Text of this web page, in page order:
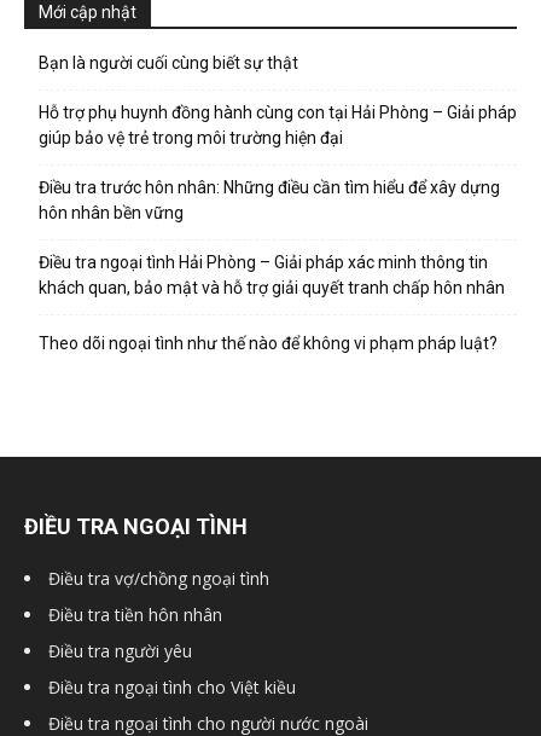
thám
phòng,
giss,
Mới cập nhật
Bạn là người cuối cùng biết sự thật
Hỗ trợ phụ huynh đồng hành cùng con tại Hải Phòng – Giải pháp
giúp bảo vệ trẻ trong môi trường hiện đại
Điều tra trước hôn nhân: Những điều cần tìm hiểu để xây dựng
hôn nhân bền vững
Điều tra ngoại tình Hải Phòng – Giải pháp xác minh thông tin
khách quan, bảo mật và hỗ trợ giải quyết tranh chấp hôn nhân
Theo dõi ngoại tình như thế nào để không vi phạm pháp luật?
ĐIỀU TRA NGOẠI TÌNH
Điều tra vợ/chồng ngoại tình
Điều tra tiền hôn nhân
Điều tra người yêu
Điều tra ngoại tình cho Việt kiều
Điều tra ngoại tình cho người nước ngoài